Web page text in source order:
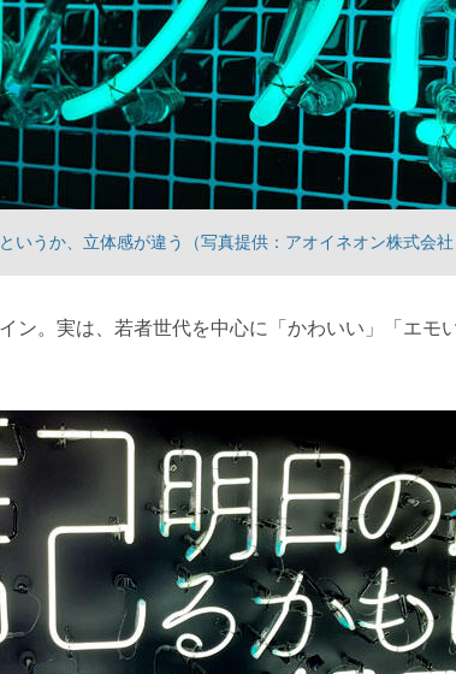
いうか、立体感が違う（写真提供：アオイネオン株式会
ン。実は、若者世代を中心に「かわいい」「エモ